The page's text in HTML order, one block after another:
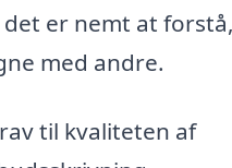
er nemt at
med andre.
til kvaliteten af